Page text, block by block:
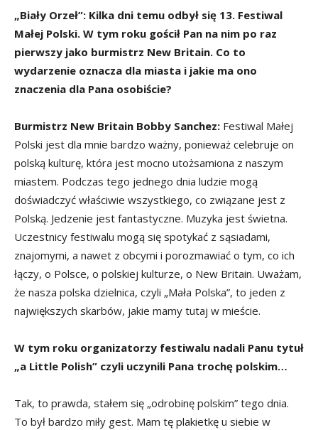
„Biały Orzeł”: Kilka dni temu odbył się 13. Festiwal
Małej Polski. W tym roku gościł Pan na nim po raz
pierwszy jako burmistrz New Britain. Co to
wydarzenie oznacza dla miasta i jakie ma ono
znaczenia dla Pana osobiście?
Burmistrz New Britain Bobby Sanchez: Festiwal Małej
Polski jest dla mnie bardzo ważny, ponieważ celebruje on
polską kulturę, która jest mocno utożsamiona z naszym
miastem. Podczas tego jednego dnia ludzie mogą
doświadczyć właściwie wszystkiego, co związane jest z
Polską. Jedzenie jest fantastyczne. Muzyka jest świetna.
Uczestnicy festiwalu mogą się spotykać z sąsiadami,
znajomymi, a nawet z obcymi i porozmawiać o tym, co ich
łączy, o Polsce, o polskiej kulturze, o New Britain. Uważam,
że nasza polska dzielnica, czyli „Mała Polska”, to jeden z
największych skarbów, jakie mamy tutaj w mieście.
W tym roku organizatorzy festiwalu nadali Panu tytuł
„a Little Polish” czyli uczynili Pana trochę polskim…
Tak, to prawda, stałem się „odrobinę polskim” tego dnia.
To był bardzo miły gest. Mam tę plakietkę u siebie w